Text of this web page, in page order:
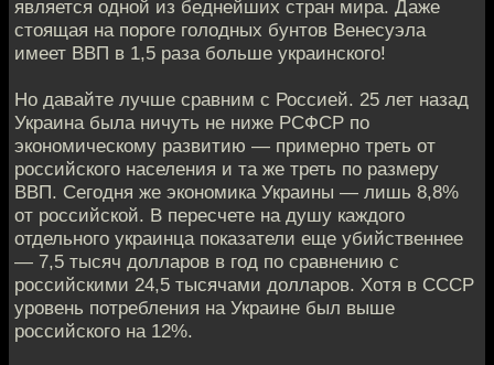
является одной из беднейших стран мира. Даже
стоящая на пороге голодных бунтов Венесуэла
имеет ВВП в 1,5 раза больше украинского!
Но давайте лучше сравним с Россией. 25 лет назад
Украина была ничуть не ниже РСФСР по
экономическому развитию — примерно треть от
российского населения и та же треть по размеру
ВВП. Сегодня же экономика Украины — лишь 8,8%
от российской. В пересчете на душу каждого
отдельного украинца показатели еще убийственнее
— 7,5 тысяч долларов в год по сравнению с
российскими 24,5 тысячами долларов. Хотя в СССР
уровень потребления на Украине был выше
российского на 12%.